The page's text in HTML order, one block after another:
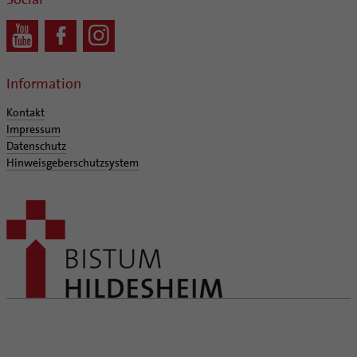
Information
Kontakt
Impressum
Datenschutz
Hinweisgeberschutzsystem